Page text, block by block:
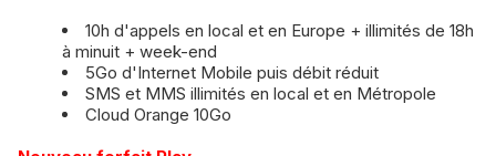
10h d'appels en local et en Europe + illimités de 18h
à minuit + week-end
5Go d'Internet Mobile puis débit réduit
SMS et MMS illimités en local et en Métropole
Cloud Orange 10Go